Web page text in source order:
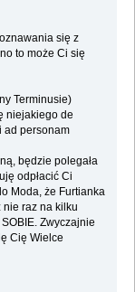
się z
to może Ci się
Terminusie)
niejakiego de
ad personam
będzie polegała
odpłacić Ci
Moda, że Furtianka
nie raz na kilku
Zwyczajnie
Cię Wielce